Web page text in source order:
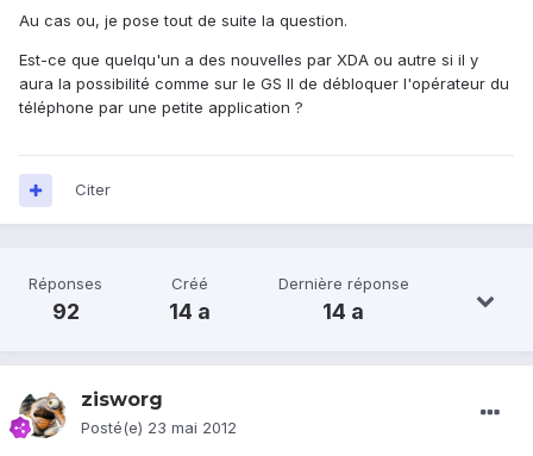
Au cas ou, je pose tout de suite la question.
Est-ce que quelqu'un a des nouvelles par XDA ou autre si il y
aura la possibilité comme sur le GS II de débloquer l'opérateur du
téléphone par une petite application ?
Citer
Réponses
92
Créé
14 a
Dernière réponse
14 a
zisworg
Posté(e) 23 mai 2012